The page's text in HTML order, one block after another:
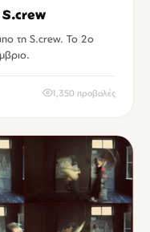
S.crew
απο τη S.crew. Το 2ο
1,350 προβολές